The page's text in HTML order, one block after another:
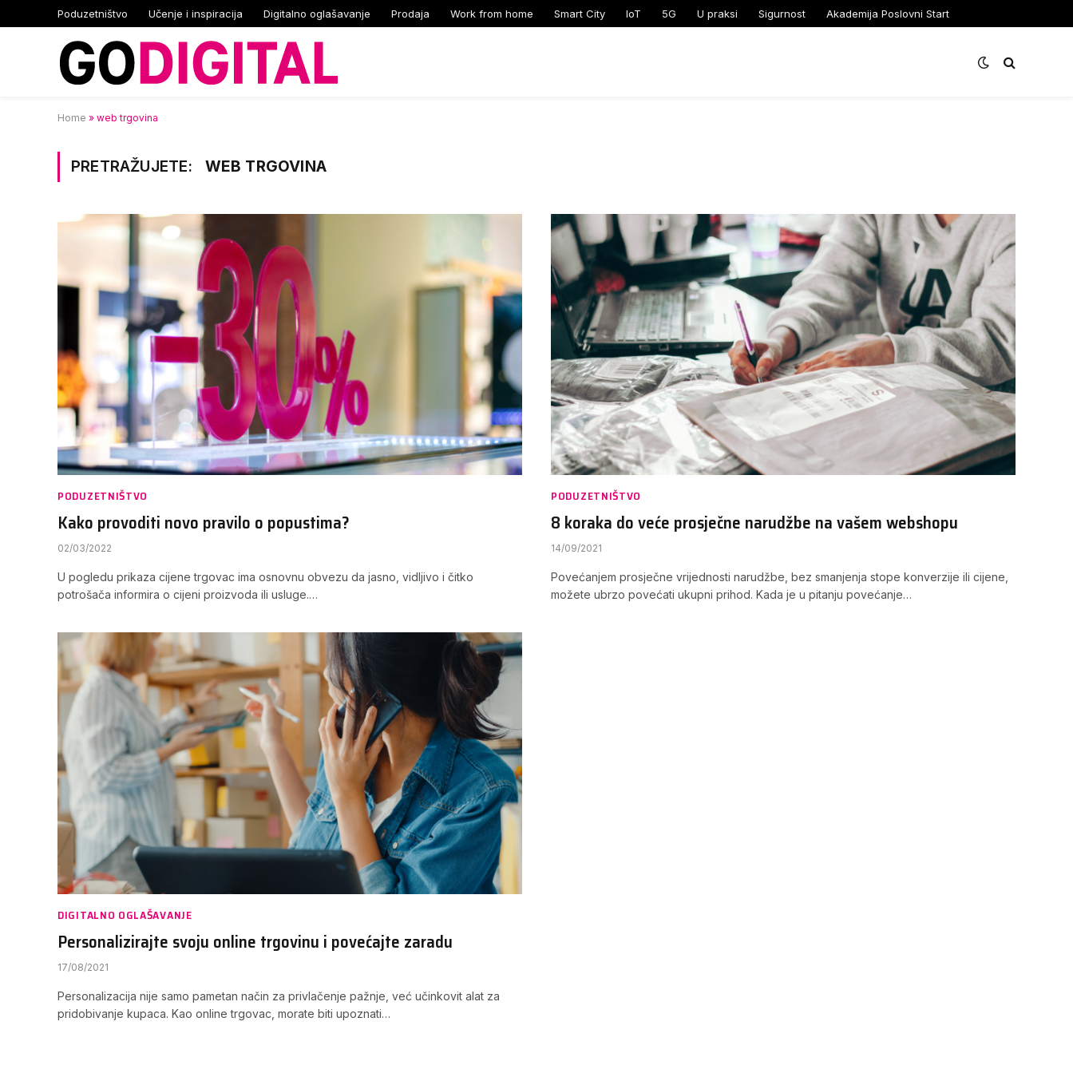
Poduzetništvo Učenje i inspiracija Digitalno oglašavanje Prodaja Work from home Smart City IoT 5G U praksi Sigurnost Akademija Poslovni Start
Home » web trgovina
PRETRAŽUJETE: WEB TRGOVINA
PODUZETNIŠTVO
Kako provoditi novo pravilo o popustima?
02/03/2022
U pogledu prikaza cijene trgovac ima osnovnu obvezu da jasno, vidljivo i čitko
potrošača informira o cijeni proizvoda ili usluge.…
PODUZETNIŠTVO
8 koraka do veće prosječne narudžbe na vašem webshopu
14/09/2021
Povećanjem prosječne vrijednosti narudžbe, bez smanjenja stope konverzije ili cijene,
možete ubrzo povećati ukupni prihod. Kada je u pitanju povećanje…
DIGITALNO OGLAŠAVANJE
Personalizirajte svoju online trgovinu i povećajte zaradu
17/08/2021
Personalizacija nije samo pametan način za privlačenje pažnje, već učinkovit alat za
pridobivanje kupaca. Kao online trgovac, morate biti upoznati…